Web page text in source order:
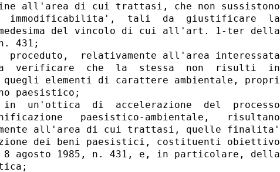
all'area di cui trattasi, che non sussistono
immodificabilita',  tali  da  giustificare  la
medesima del vincolo di cui all'art. 1-ter della
431;
proceduto,  relativamente all'area interessata
a  verificare  che  la  stessa  non  risulti  in
elementi di carattere ambientale, propri
paesistico;
un'ottica  di  accelerazione  del  processo
paesistico-ambientale,   risultano
all'area di cui trattasi, quelle finalita'
dei beni paesistici, costituenti obiettivo
agosto 1985, n. 431, e, in particolare, della